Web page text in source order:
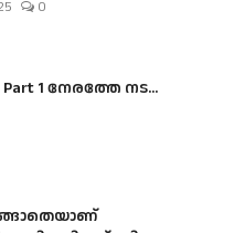
0
Part 1 നേരത്തേ നട...